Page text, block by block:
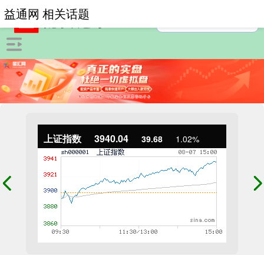
上证指数 3940.04 39.68 1.02%
益通网 相关话题